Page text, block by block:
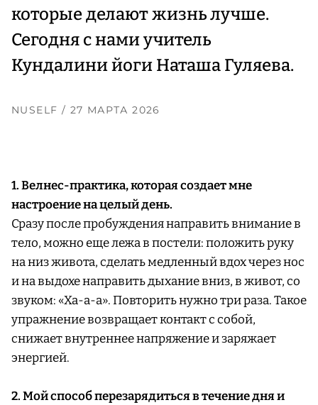
которые делают жизнь лучше.
Сегодня с нами учитель
Кундалини йоги Наташа Гуляева.
NUSELF / 27 МАРТА 2026
1. Велнес-практика, которая создает мне
настроение на целый день.
Сразу после пробуждения направить внимание в
тело, можно еще лежа в постели: положить руку
на низ живота, сделать медленный вдох через нос
и на выдохе направить дыхание вниз, в живот, со
звуком: «Ха-а-а». Повторить нужно три раза. Такое
упражнение возвращает контакт с собой,
снижает внутреннее напряжение и заряжает
энергией.
2. Мой способ перезарядиться в течение дня и